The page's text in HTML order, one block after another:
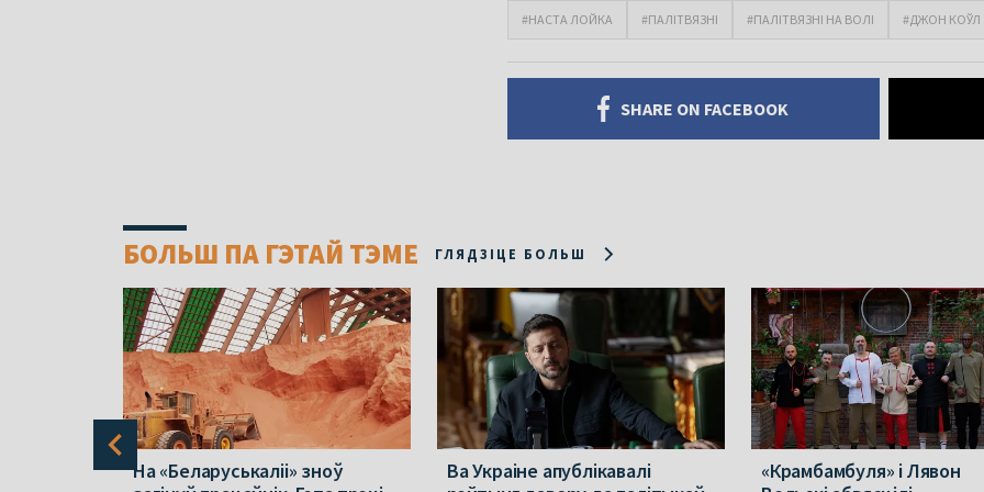
#НАСТА ЛОЙКА #ПАЛІТВЯЗНІ #ПАЛІТВЯЗНІ НА ВОЛІ #ДЖОН КОЎЛ
SHARE ON FACEBOOK
БОЛЬШ ПА ГЭТАЙ ТЭМЕ ГЛЯДЗІЦЕ БОЛЬШ
На «Беларуськаліі» зноў
Ва Украіне апублікавалі
«Крамбамбуля» і Лявон